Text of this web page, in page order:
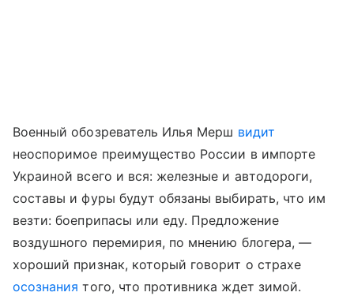
Военный обозреватель Илья Мерш видит
неоспоримое преимущество России в импорте
Украиной всего и вся: железные и автодороги,
составы и фуры будут обязаны выбирать, что им
везти: боеприпасы или еду. Предложение
воздушного перемирия, по мнению блогера, —
хороший признак, который говорит о страхе
осознания того, что противника ждет зимой.